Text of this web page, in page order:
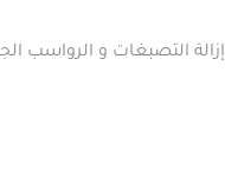
إزالة التصبغات و الرواسب